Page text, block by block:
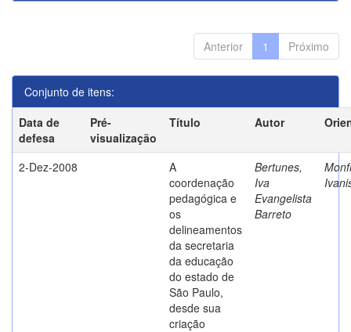
Anterior 1 Próximo
Conjunto de itens:
Data de
defesa
Pré-
visualização
Título Autor
2-Dez-2008
A
coordenação
pedagógica e
os
delineamentos
da secretaria
da educação
do estado de
São Paulo,
desde sua
criação
Bertunes,
Iva
Evangelista
Barreto